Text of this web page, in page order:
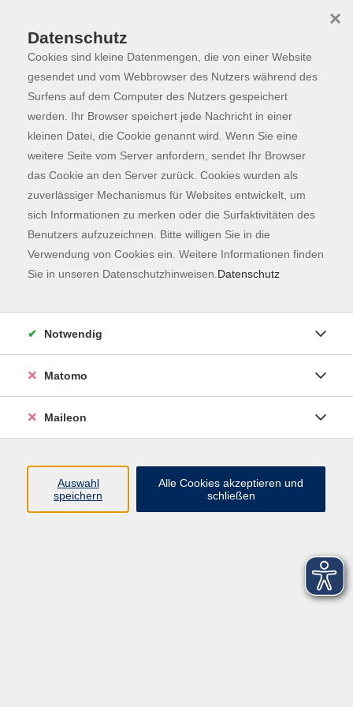
Skip to main content
Programm
Der Kurs konnte nicht gefunden werden.
Kontaktformular
Impressum
AGB
Datenschutzerklärung
Datenschutz
Cookies sind kleine Datenmengen, die von einer Website
gesendet und vom Webbrowser des Nutzers während des
Surfens auf dem Computer des Nutzers gespeichert
werden. Ihr Browser speichert jede Nachricht in einer
kleinen Datei, die Cookie genannt wird. Wenn Sie eine
weitere Seite vom Server anfordern, sendet Ihr Browser
das Cookie an den Server zurück. Cookies wurden als
zuverlässiger Mechanismus für Websites entwickelt, um
sich Informationen zu merken oder die Surfaktivitäten des
Benutzers aufzuzeichnen. Bitte willigen Sie in die
Verwendung von Cookies ein. Weitere Informationen finden
Sie in unseren Datenschutzhinweisen. Datenschutz
×
Notwendig
Matomo
Maileon
Auswahl
speichern
Alle Cookies akzeptieren und
schließen